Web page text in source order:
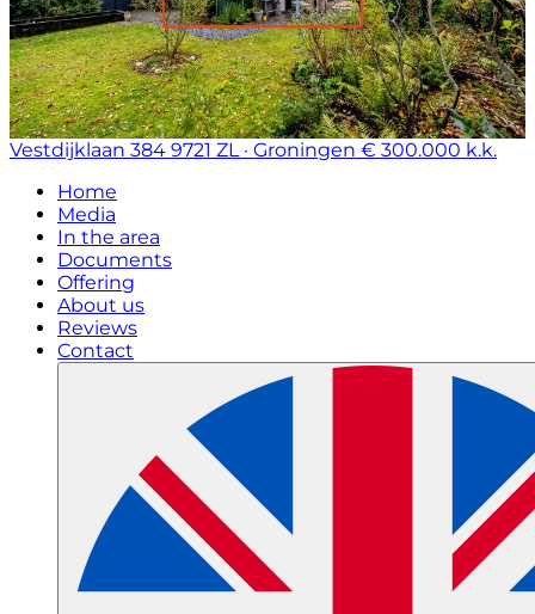
Vestdijklaan 384 9721 ZL · Groningen € 300.000 k.k.
Home
Media
In the area
Documents
Offering
About us
Reviews
Contact